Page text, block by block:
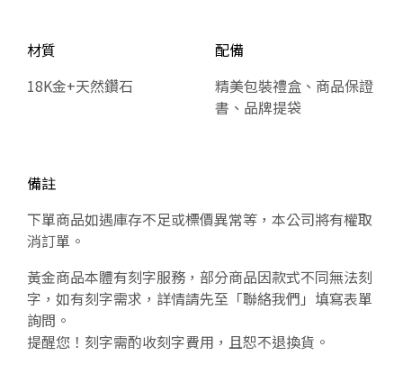
材質
18K金+天然鑽石
配備
精美包裝禮盒、商品保證
書、品牌提袋
備註
下單商品如遇庫存不足或標價異常等，本公司將有權取
消訂單。
黃金商品本體有刻字服務，部分商品因款式不同無法刻
字，如有刻字需求，詳情請先至「聯絡我們」填寫表單
詢問。
提醒您！刻字需酌收刻字費用，且恕不退換貨。